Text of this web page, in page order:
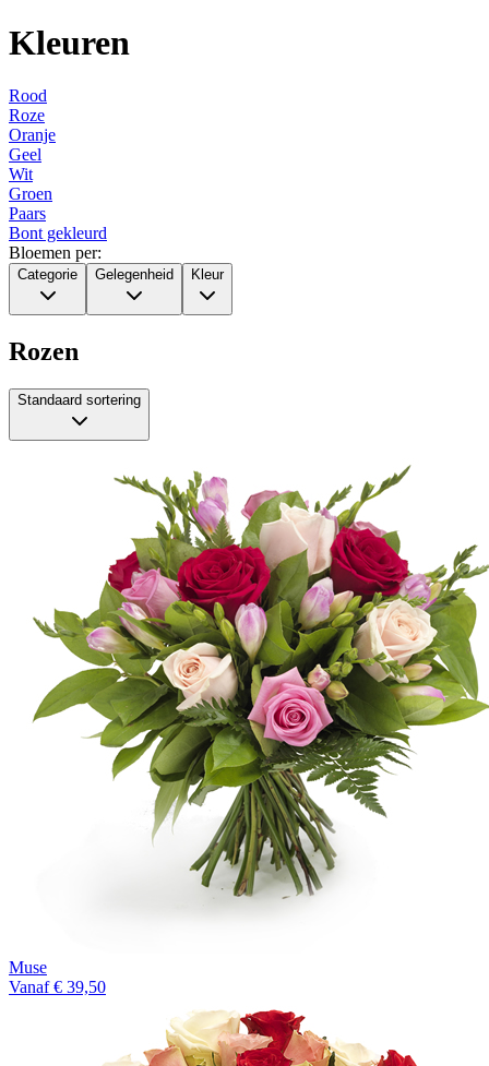
Kleuren
Rood
Roze
Oranje
Geel
Wit
Groen
Paars
Bont gekleurd
Bloemen per:
Categorie Gelegenheid Kleur
Rozen
Standaard sortering
Muse
Vanaf € 39,50